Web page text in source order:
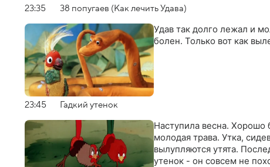
23:35 38 попугаев (Как лечить Удава)
Удав так долго лежал и
болен. Только вот как
23:45 Гадкий утенок
Наступила весна. Хорошо
молодая трава. Утка,
вылупляются утята.
утенок - он совсем не